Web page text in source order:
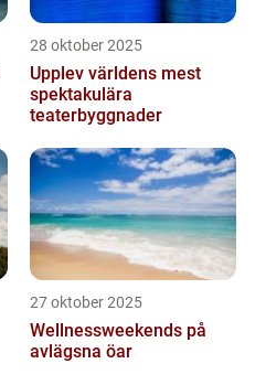
28 oktober 2025
Upplev världens mest
spektakulära
teaterbyggnader
27 oktober 2025
Wellnessweekends på
avlägsna öar